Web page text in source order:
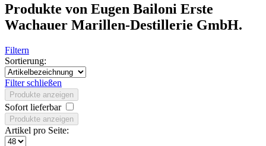
Produkte von Eugen Bailoni Erste
Wachauer Marillen-Destillerie GmbH.
Filtern
Sortierung:
Filter schließen
Produkte anzeigen
Sofort lieferbar
Produkte anzeigen
Artikel pro Seite: